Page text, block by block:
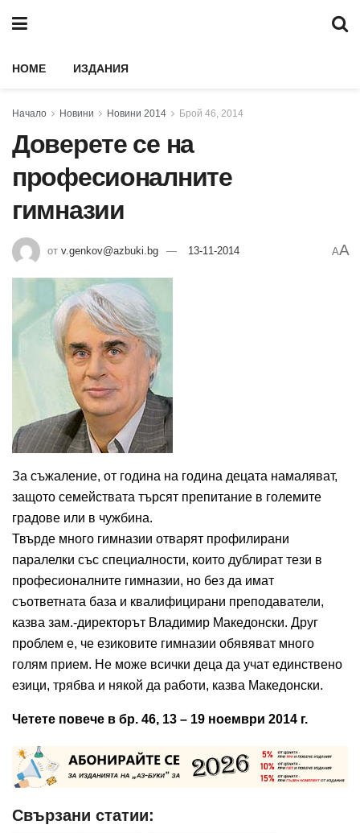
HOME ИЗДАНИЯ
Начало Новини Новини 2014 Брой 46, 2014
Доверете се на
професионалните
гимназии
от v.genkov@azbuki.bg 13-11-2014 AA
За съжаление, от година на година децата намаляват,
защото семействата търсят препитание в големите
градове или в чужбина.
Твърде много гимназии отварят профилирани
паралелки със специалности, които дублират тези в
професионалните гимназии, но без да имат
съответната база и квалифицирани преподаватели,
казва зам.-директорът Владимир Македонски. Друг
проблем е, че езиковите гимназии обявяват много
голям прием. Не може всички деца да учат единствено
езици, трябва и някой да работи, казва Македонски.
Четете повече в бр. 46, 13 – 19 ноември 2014 г.
Свързани статии: